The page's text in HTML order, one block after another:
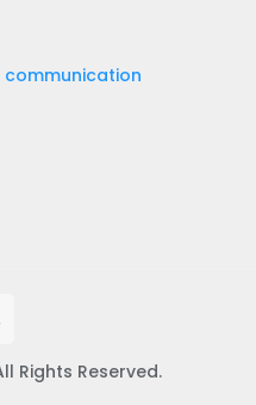
communication
Rights Reserved.